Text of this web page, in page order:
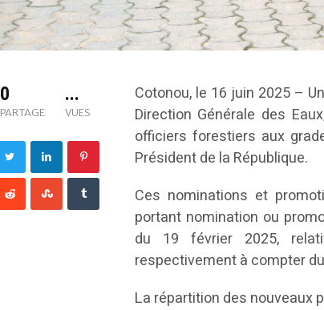
0
PARTAGE
...
VUES
Cotonou, le 16 juin 2025 –
Direction Générale des
officiers forestiers aux
Président de la République.
Ces nominations et
portant nomination ou
du 19 février 2025,
respectivement à compter
La répartition des nouveaux